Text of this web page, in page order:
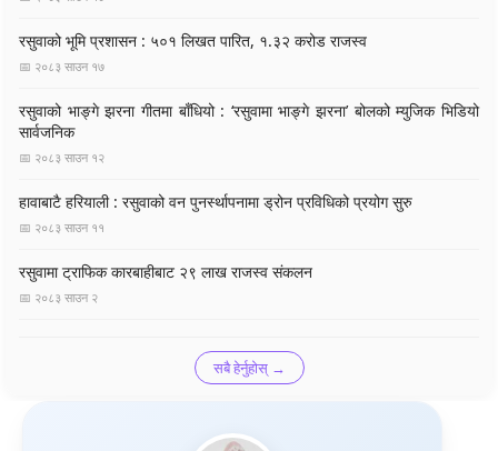
रसुवाको भूमि प्रशासन : ५०१ लिखत पारित, १.३२ करोड राजस्व
📅 २०८३ साउन १७
रसुवाको भाङ्गे झरना गीतमा बाँधियो : ‘रसुवामा भाङ्गे झरना’ बोलको म्युजिक भिडियो
सार्वजनिक
📅 २०८३ साउन १२
हावाबाटै हरियाली : रसुवाको वन पुनर्स्थापनामा ड्रोन प्रविधिको प्रयोग सुरु
📅 २०८३ साउन ११
रसुवामा ट्राफिक कारबाहीबाट २९ लाख राजस्व संकलन
📅 २०८३ साउन २
सबै हेर्नुहोस् →